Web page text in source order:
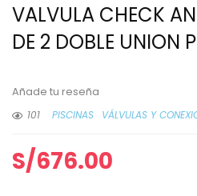
VALVULA CHECK
DE 2 DOBLE UNION
Añade tu reseña
101
PISCINAS VÁLVULAS Y
S/676.00